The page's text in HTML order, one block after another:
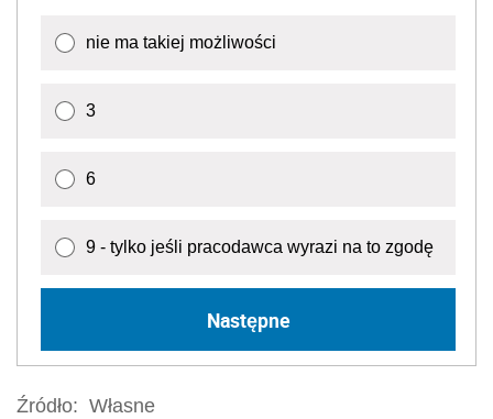
nie ma takiej możliwości
3
6
9 - tylko jeśli pracodawca wyrazi na to zgodę
Następne
Źródło: Własne